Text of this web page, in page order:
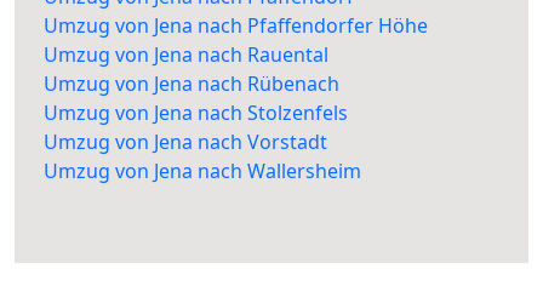
Umzug von Jena nach Pfaffendorfer Höhe
Umzug von Jena nach Rauental
Umzug von Jena nach Rübenach
Umzug von Jena nach Stolzenfels
Umzug von Jena nach Vorstadt
Umzug von Jena nach Wallersheim